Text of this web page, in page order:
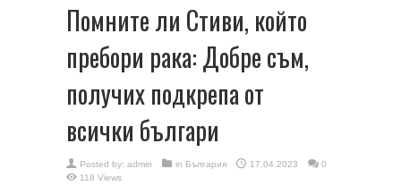
Помните ли Стиви, който
пребори рака: Добре съм,
получих подкрепа от
всички българи
Posted by: admin in България 17.04.2023
0
118 Views